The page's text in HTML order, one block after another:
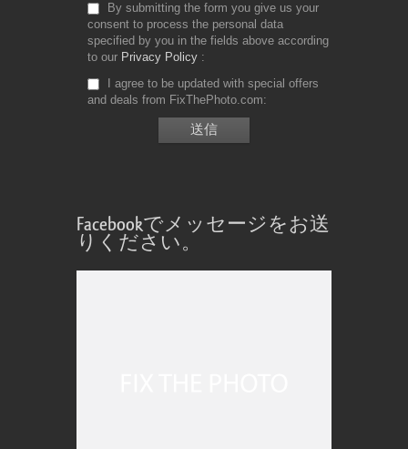
By submitting the form you give us your
consent to process the personal data
specified by you in the fields above according
to our Privacy Policy
I agree to be updated with special offers
and deals from FixThePhoto.com
Facebookでメッセージをお送
りください。